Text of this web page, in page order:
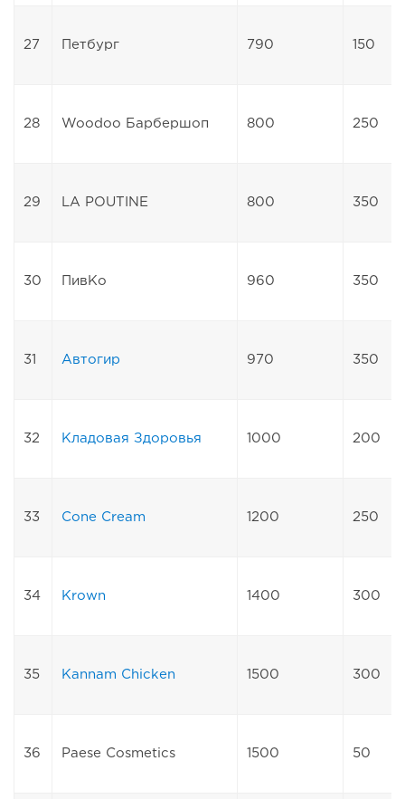
27 Петбург 790 150
28 Woodoo Барбершоп 800 250
29 LA POUTINE 800 350
30 ПивКо 960 350
31 Автогир 970 350
32 Кладовая Здоровья 1000 200
33 Cone Cream 1200 250
34 Krown 1400 300
35 Kannam Chicken 1500 300
36 Paese Cosmetics 1500 50